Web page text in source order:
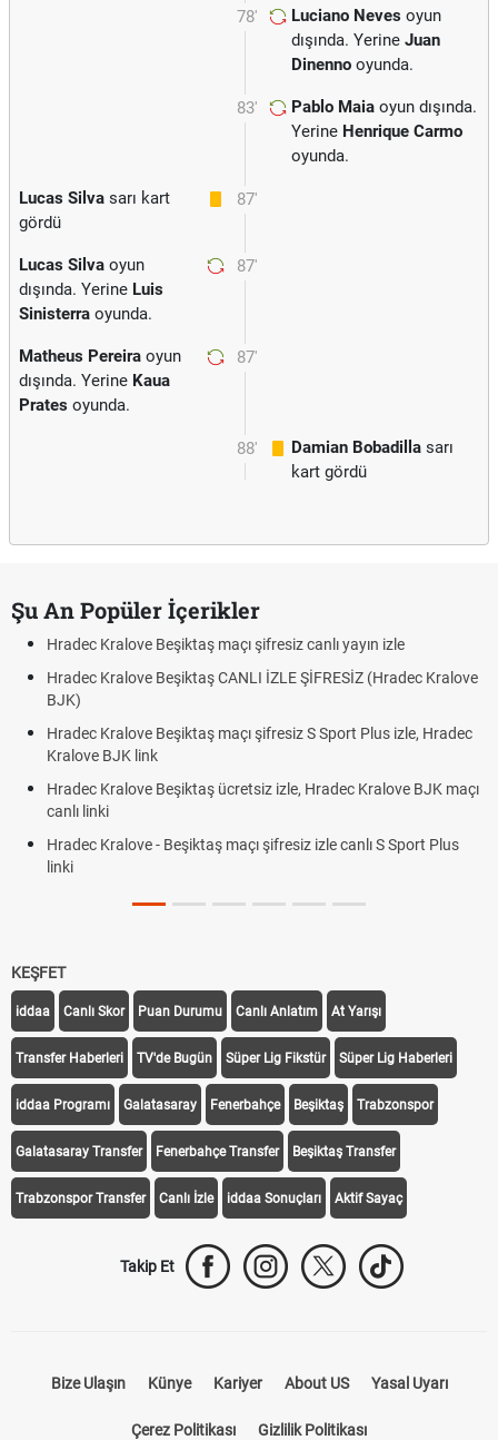
78' Luciano Neves oyun
dışında. Yerine Juan
Dinenno oyunda.
83' Pablo Maia oyun dışında.
Yerine Henrique Carmo
oyunda.
87'
Lucas Silva sarı kart
gördü
87'
Lucas Silva oyun
dışında. Yerine Luis
Sinisterra oyunda.
87'
Matheus Pereira oyun
dışında. Yerine Kaua
Prates oyunda.
88' Damian Bobadilla sarı
kart gördü
Şu An Popüler İçerikler
Hradec Kralove Beşiktaş maçı şifresiz canlı yayın izle
Hradec Kralove Beşiktaş CANLI İZLE ŞİFRESİZ (Hradec Kralove
BJK)
Hradec Kralove Beşiktaş maçı şifresiz S Sport Plus izle, Hradec
Kralove BJK link
Hradec Kralove Beşiktaş ücretsiz izle, Hradec Kralove BJK maçı
canlı linki
Hradec Kralove - Beşiktaş maçı şifresiz izle canlı S Sport Plus
linki
KEŞFET
iddaa Canlı Skor Puan Durumu Canlı Anlatım At Yarışı
Transfer Haberleri TV'de Bugün Süper Lig Fikstür Süper Lig Haberleri
iddaa Programı Galatasaray Fenerbahçe Beşiktaş Trabzonspor
Galatasaray Transfer Fenerbahçe Transfer Beşiktaş Transfer
Trabzonspor Transfer Canlı İzle iddaa Sonuçları Aktif Sayaç
Takip Et
Bize Ulaşın Künye Kariyer About US Yasal Uyarı
Çerez Politikası Gizlilik Politikası